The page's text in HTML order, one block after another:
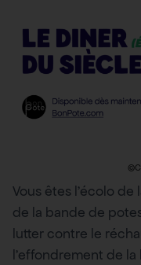
Vous êtes l’écolo de
de la bande de
lutter contre le
l’effondrement de